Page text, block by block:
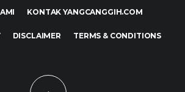
KONTAK YANGCANGGIH.COM
DISCLAIMER TERMS & CONDITIONS